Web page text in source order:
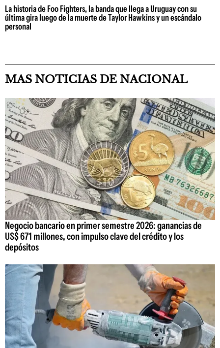
La historia de Foo Fighters, la banda que llega a Uruguay con su
última gira luego de la muerte de Taylor Hawkins y un escándalo
personal
MAS NOTICIAS DE NACIONAL
Negocio bancario en primer semestre 2026: ganancias de
US$ 671 millones, con impulso clave del crédito y los
depósitos